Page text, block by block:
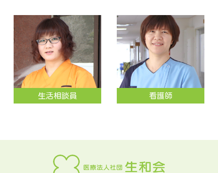
生活相談員 看護師